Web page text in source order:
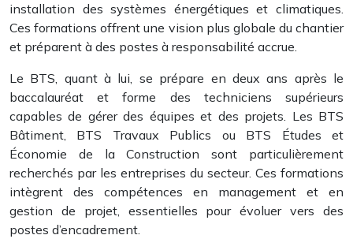
installation des systèmes énergétiques et climatiques.
Ces formations offrent une vision plus globale du chantier
et préparent à des postes à responsabilité accrue.
Le BTS, quant à lui, se prépare en deux ans après le
baccalauréat et forme des techniciens supérieurs
capables de gérer des équipes et des projets. Les BTS
Bâtiment, BTS Travaux Publics ou BTS Études et
Économie de la Construction sont particulièrement
recherchés par les entreprises du secteur. Ces formations
intègrent des compétences en management et en
gestion de projet, essentielles pour évoluer vers des
postes d’encadrement.